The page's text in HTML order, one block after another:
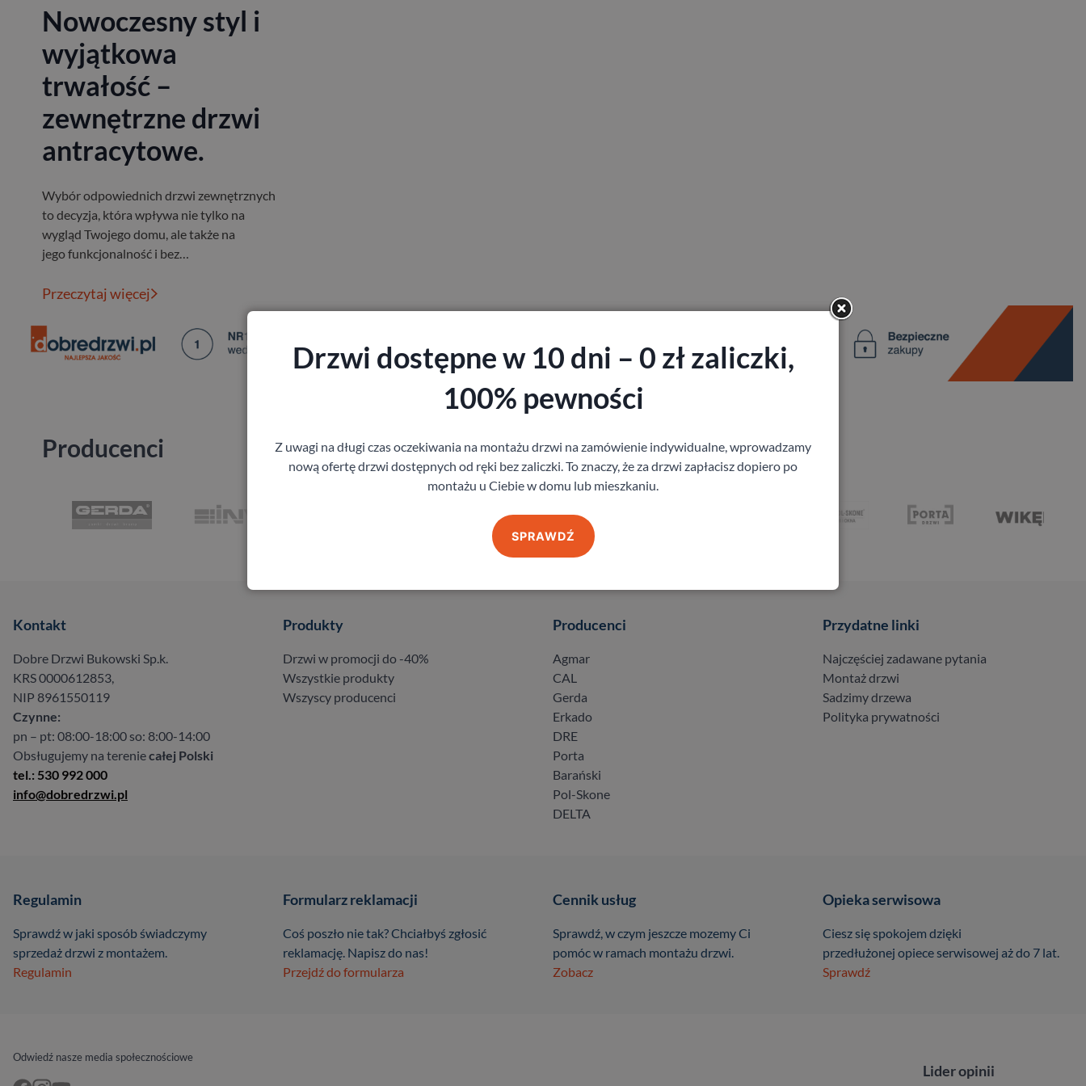
Nowoczesny styl i
wyjątkowa
trwałość –
zewnętrzne drzwi
antracytowe.
Wybór odpowiednich drzwi zewnętrznych
to decyzja, która wpływa nie tylko na
wygląd Twojego domu, ale także na
jego funkcjonalność i bez…
Przeczytaj więcej
Producenci
Kontakt
Dobre Drzwi Bukowski Sp.k.
KRS 0000612853,
NIP 8961550119
Czynne:
pn – pt: 08:00-18:00 so: 8:00-14:00
Obsługujemy na tereniecałej Polski
tel.: 530 992 000
info@dobredrzwi.pl
Produkty
Drzwi w promocji do -40%
Wszystkie produkty
Wszyscy producenci
Producenci
Agmar
CAL
Gerda
Erkado
DRE
Porta
Barański
Pol-Skone
DELTA
Przydatne linki
Najczęściej zadawane pytania
Montaż drzwi
Sadzimy drzewa
Polityka prywatności
Regulamin
Sprawdź w jaki sposób świadczymy
sprzedaż drzwi z montażem.
Regulamin
Formularz reklamacji
Coś poszło nie tak? Chciałbyś zgłosić
reklamację. Napisz do nas!
Przejdź do formularza
Cennik usług
Sprawdź, w czym jeszcze mozemy Ci
pomóc w ramach montażu drzwi.
Zobacz
Opieka serwisowa
Ciesz się spokojem dzięki
przedłużonej opiece serwisowej aż do 7 lat.
Sprawdź
Odwiedź nasze media społecznościowe
Lider opinii
Drzwi dostępne w 10 dni – 0 zł zaliczki,
100% pewności
Z uwagi na długi czas oczekiwania na montażu drzwi na zamówienie indywidualne, wprowadzamy
nową ofertę drzwi dostępnych od ręki bez zaliczki. To znaczy, że za drzwi zapłacisz dopiero po
montażu u Ciebie w domu lub mieszkaniu.
SPRAWDŹ